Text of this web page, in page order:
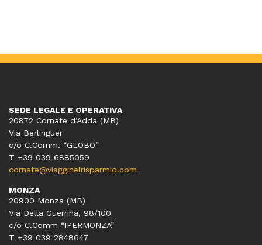
SEDE LEGALE E OPERATIVA
20872 Cornate d’Adda (MB)
Via Berlinguer
c/o C.Comm. “GLOBO”
T +39 039 6885059
cornate@viagginelrisparmio.com
MONZA
20900 Monza (MB)
Via Della Guerrina, 98/100
c/o C.Comm “IPERMONZA”
T +39 039 2848647